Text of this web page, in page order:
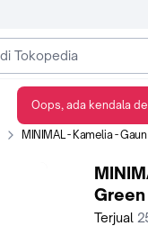
MINIMAL - Kamelia - Gaun Wanita
Terjual
Oops, ada kendala